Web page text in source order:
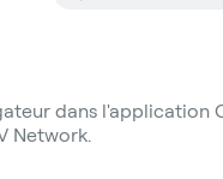
dans l'application
Network.